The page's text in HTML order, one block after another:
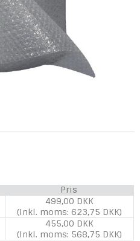
Pris
499,00 DKK
(Inkl. moms: 623,75 DKK)
455,00 DKK
(Inkl. moms: 568,75 DKK)